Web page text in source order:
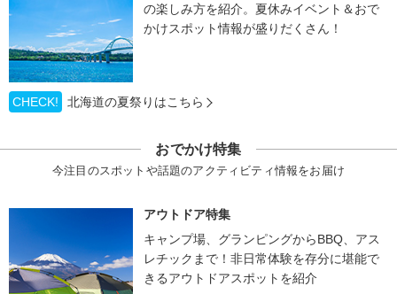
の楽しみ方を紹介。夏休みイベント＆おで
かけスポット情報が盛りだくさん！
CHECK! 北海道の夏祭りはこちら
おでかけ特集
今注目のスポットや話題のアクティビティ情報をお届け
アウトドア特集
キャンプ場、グランピングからBBQ、アス
レチックまで！非日常体験を存分に堪能で
きるアウトドアスポットを紹介